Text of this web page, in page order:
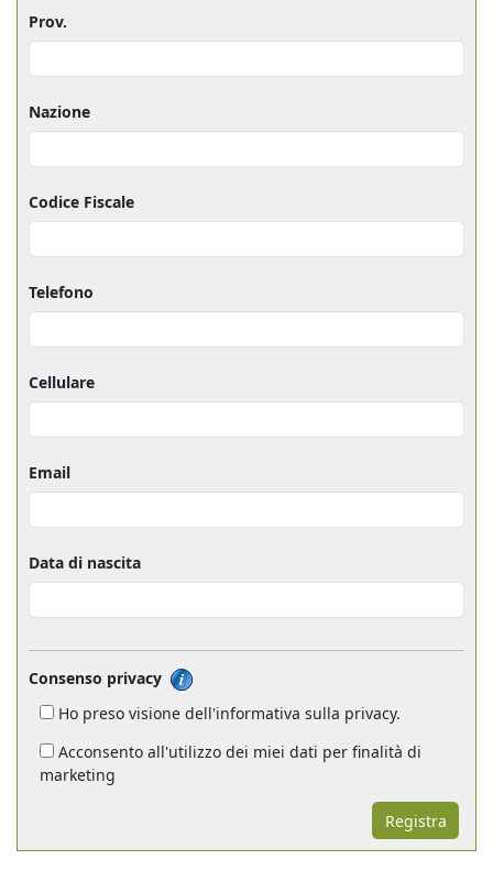
Prov.
Nazione
Codice Fiscale
Telefono
Cellulare
Email
Data di nascita
Consenso privacy
Ho preso visione dell'informativa sulla privacy.
Acconsento all'utilizzo dei miei dati per finalità di
marketing